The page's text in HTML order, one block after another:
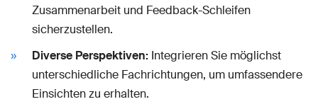
Zusammenarbeit und Feedback-Schleifen
sicherzustellen.
Diverse Perspektiven: Integrieren Sie möglichst
unterschiedliche Fachrichtungen, um umfassendere
Einsichten zu erhalten.